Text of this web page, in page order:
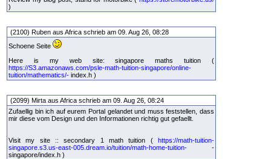
)
(2100) Ruben aus Africa schrieb am 09. Aug 26, 08:28
Schoene Seite
Here is my web site: singapore maths tuition (
https://S3.amazonaws.com/psle-math-tuition-singapore/online-
tuition/mathematics/- index.h )
(2099) Mirta aus Africa schrieb am 09. Aug 26, 08:24
Zufaellig bin ich auf eurem Portal gelandet und muss feststellen, dass
mir diese vom Design und den Informationen richtig gut gefaellt.
Visit my site :: secondary 1 math tuition ( https://math-tuition-
singapore.s3.us-east-005.dream.io/tuition/math-home-tuition- -
singapore/index.h )